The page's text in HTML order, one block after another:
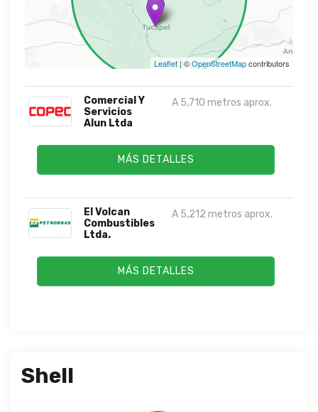
Leaflet | ©OpenStreetMapcontributors
Comercial Y
Servicios
Alun Ltda
A 5,710 metros aprox.
MÁS DETALLES
El Volcan
Combustibles
Ltda.
A 5,212 metros aprox.
MÁS DETALLES
Shell